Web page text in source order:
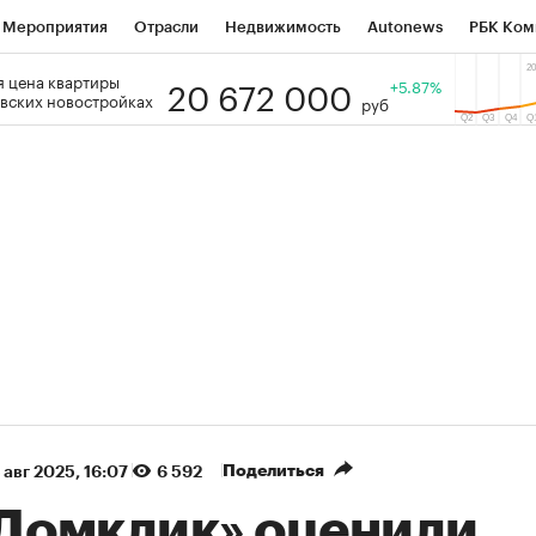
Мероприятия Отрасли Недвижимость Autonews РБК
РБК Образование Тренды
цена квартиры
новостройках
20 672 000 руб
+5.87%
авг 2025, 16:07 6 592 Поделиться